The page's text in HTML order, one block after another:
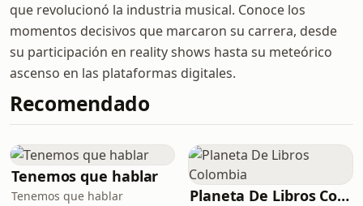
que revolucionó la industria musical. Conoce los
momentos decisivos que marcaron su carrera, desde
su participación en reality shows hasta su meteórico
ascenso en las plataformas digitales.
Recomendado
Tenemos que hablar
Tenemos que hablar Planeta De Libros Colombia